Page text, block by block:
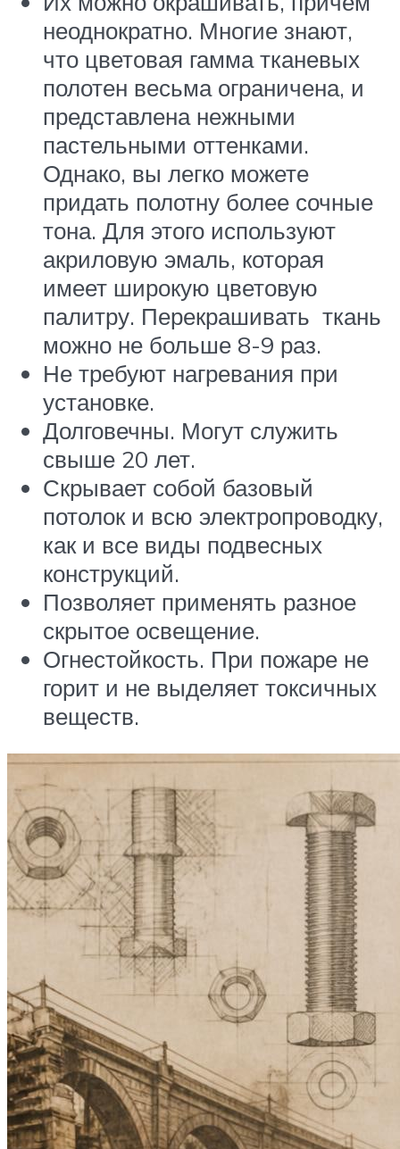
неоднократно. Многие знают,
что цветовая гамма тканевых
полотен весьма ограничена, и
представлена нежными
пастельными оттенками.
Однако, вы легко можете
придать полотну более сочные
тона. Для этого используют
акриловую эмаль, которая
имеет широкую цветовую
палитру. Перекрашивать ткань
можно не больше 8-9 раз.
Не требуют нагревания при
установке.
Долговечны. Могут служить
свыше 20 лет.
Скрывает собой базовый
потолок и всю электропроводку,
как и все виды подвесных
конструкций.
Позволяет применять разное
скрытое освещение.
Огнестойкость. При пожаре не
горит и не выделяет токсичных
веществ.